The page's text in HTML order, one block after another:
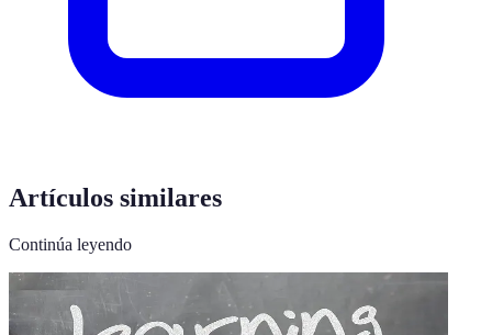
Artículos similares
Continúa leyendo